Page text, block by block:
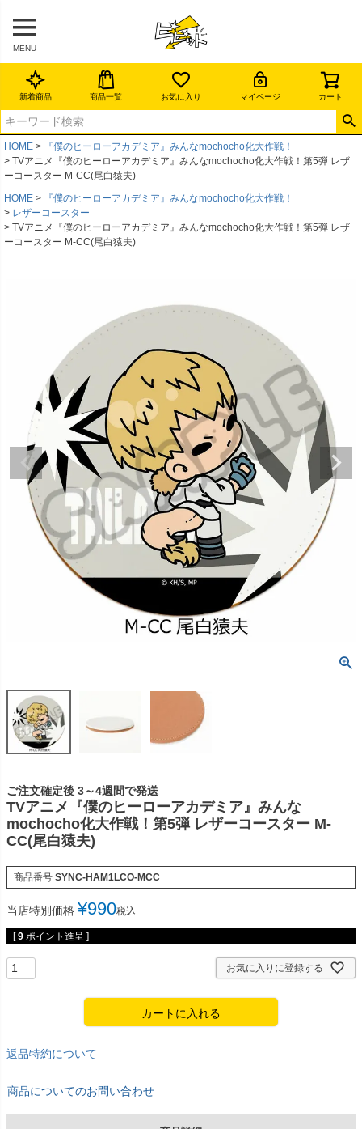
MENU
新着商品 商品一覧 お気に入り マイページ カート
HOME
『僕のヒーローアカデミア』みんなmochocho化大作戦！
TVアニメ『僕のヒーローアカデミア』みんなmochocho化大作戦！第5弾 レザ
ーコースター M-CC(尾白猿夫)
HOME
『僕のヒーローアカデミア』みんなmochocho化大作戦！
レザーコースター
TVアニメ『僕のヒーローアカデミア』みんなmochocho化大作戦！第5弾 レザ
ーコースター M-CC(尾白猿夫)
ご注文確定後 3～4週間で発送
TVアニメ『僕のヒーローアカデミア』みんな
mochocho化大作戦！第5弾 レザーコースター M-
CC(尾白猿夫)
商品番号 SYNC-HAM1LCO-MCC
当店特別価格 ¥990税込
[ 9 ポイント進呈 ]
お気に入りに登録する
カートに入れる
返品特約について
商品についてのお問い合わせ